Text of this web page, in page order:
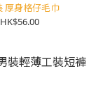
厚身格仔毛巾
HK$56.00